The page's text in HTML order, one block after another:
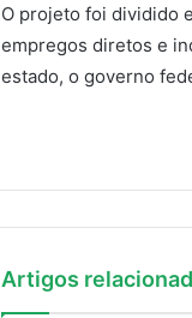
O projeto foi dividido
empregos diretos e
estado, o governo
Artigos